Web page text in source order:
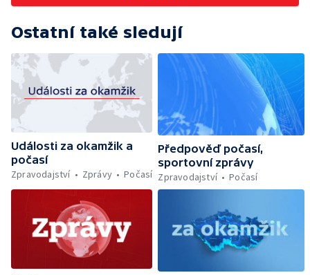
Ostatní také sledují
Události za okamžik a
počasí
Zpravodajství
Zprávy Počasí
Předpověď počasí,
sportovní zprávy
Zpravodajství
Počasí